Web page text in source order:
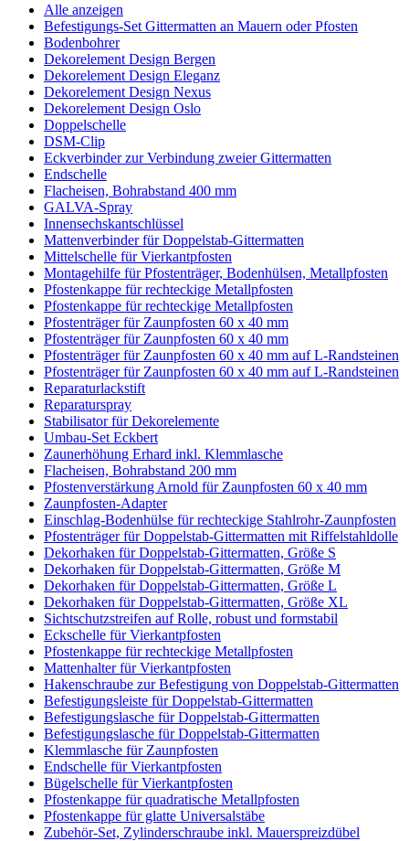
Alle anzeigen
Befestigungs-Set Gittermatten an Mauern oder Pfosten
Bodenbohrer
Dekorelement Design Bergen
Dekorelement Design Eleganz
Dekorelement Design Nexus
Dekorelement Design Oslo
Doppelschelle
DSM-Clip
Eckverbinder zur Verbindung zweier Gittermatten
Endschelle
Flacheisen, Bohrabstand 400 mm
GALVA-Spray
Innensechskantschlüssel
Mattenverbinder für Doppelstab-Gittermatten
Mittelschelle für Vierkantpfosten
Montagehilfe für Pfostenträger, Bodenhülsen, Metallpfosten
Pfostenkappe für rechteckige Metallpfosten
Pfostenkappe für rechteckige Metallpfosten
Pfostenträger für Zaunpfosten 60 x 40 mm
Pfostenträger für Zaunpfosten 60 x 40 mm
Pfostenträger für Zaunpfosten 60 x 40 mm auf L-Randsteinen
Pfostenträger für Zaunpfosten 60 x 40 mm auf L-Randsteinen
Reparaturlackstift
Reparaturspray
Stabilisator für Dekorelemente
Umbau-Set Eckbert
Zaunerhöhung Erhard inkl. Klemmlasche
Flacheisen, Bohrabstand 200 mm
Pfostenverstärkung Arnold für Zaunpfosten 60 x 40 mm
Zaunpfosten-Adapter
Einschlag-Bodenhülse für rechteckige Stahlrohr-Zaunpfosten
Pfostenträger für Doppelstab-Gittermatten mit Riffelstahldolle
Dekorhaken für Doppelstab-Gittermatten, Größe S
Dekorhaken für Doppelstab-Gittermatten, Größe M
Dekorhaken für Doppelstab-Gittermatten, Größe L
Dekorhaken für Doppelstab-Gittermatten, Größe XL
Sichtschutzstreifen auf Rolle, robust und formstabil
Eckschelle für Vierkantpfosten
Pfostenkappe für rechteckige Metallpfosten
Mattenhalter für Vierkantpfosten
Hakenschraube zur Befestigung von Doppelstab-Gittermatten
Befestigungsleiste für Doppelstab-Gittermatten
Befestigungslasche für Doppelstab-Gittermatten
Befestigungslasche für Doppelstab-Gittermatten
Klemmlasche für Zaunpfosten
Endschelle für Vierkantpfosten
Bügelschelle für Vierkantpfosten
Pfostenkappe für quadratische Metallpfosten
Pfostenkappe für glatte Universalstäbe
Zubehör-Set, Zylinderschraube inkl. Mauerspreizdübel